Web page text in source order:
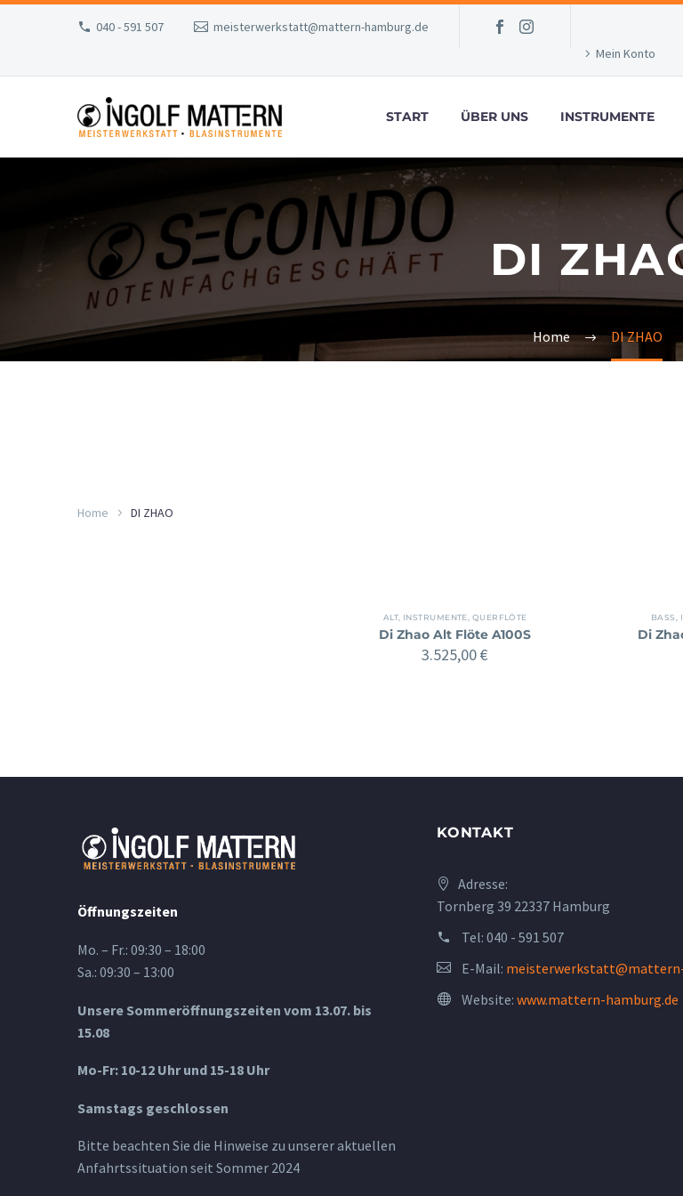
040 - 591 507
meisterwerkstatt@mattern-hamburg.de
Mein Konto
START ÜBER UNS INSTRUMENTE
DI
Home DI ZHAO
Home DI ZHAO
ALT INSTRUMENTE QUERFLÖTE
Di Zhao Alt Flöte A100S
3.525,00€
BASS
Di
Öffnungszeiten
Mo. – Fr.: 09:30 – 18:00
Sa.: 09:30 – 13:00
Unsere Sommeröffnungszeiten vom 13.07. bis
15.08
Mo-Fr: 10-12 Uhr und 15-18 Uhr
Samstags geschlossen
Bitte beachten Sie die Hinweise zu unserer aktuellen
Anfahrtssituation seit Sommer 2024
KONTAKT
Adresse:
Tornberg 39 22337 Hamburg
Tel: 040 - 591 507
E-Mail:
Website: www.mattern-hamburg.de